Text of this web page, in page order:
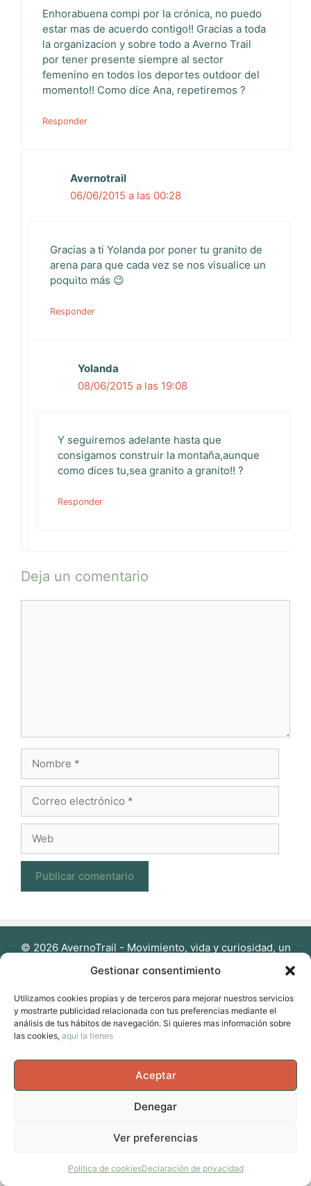
Gestionar consentimiento
Utilizamos cookies propias y de terceros para mejorar nuestros servicios
y mostrarte publicidad relacionada con tus preferencias mediante el
análisis de tus hábitos de navegación. Si quieres mas información sobre
las cookies, aqui la tienes
Aceptar
Denegar
Ver preferencias
Política de cookiesDeclaración de privacidad
Enhorabuena compi por la crónica, no puedo
estar mas de acuerdo contigo!! Gracias a toda
la organizacion y sobre todo a Averno Trail
por tener presente siempre al sector
femenino en todos los deportes outdoor del
momento!! Como dice Ana, repetiremos ?
Responder
Avernotrail
06/06/2015 a las 00:28
Gracias a ti Yolanda por poner tu granito de
arena para que cada vez se nos visualice un
poquito más 😉
Responder
Yolanda
08/06/2015 a las 19:08
Y seguiremos adelante hasta que
consigamos construir la montaña,aunque
como dices tu,sea granito a granito!! ?
Responder
Deja un comentario
electrónico
© 2026 AvernoTrail - Movimiento, vida y curiosidad, un
cabeza y en la vida.• Creado conGeneratePress